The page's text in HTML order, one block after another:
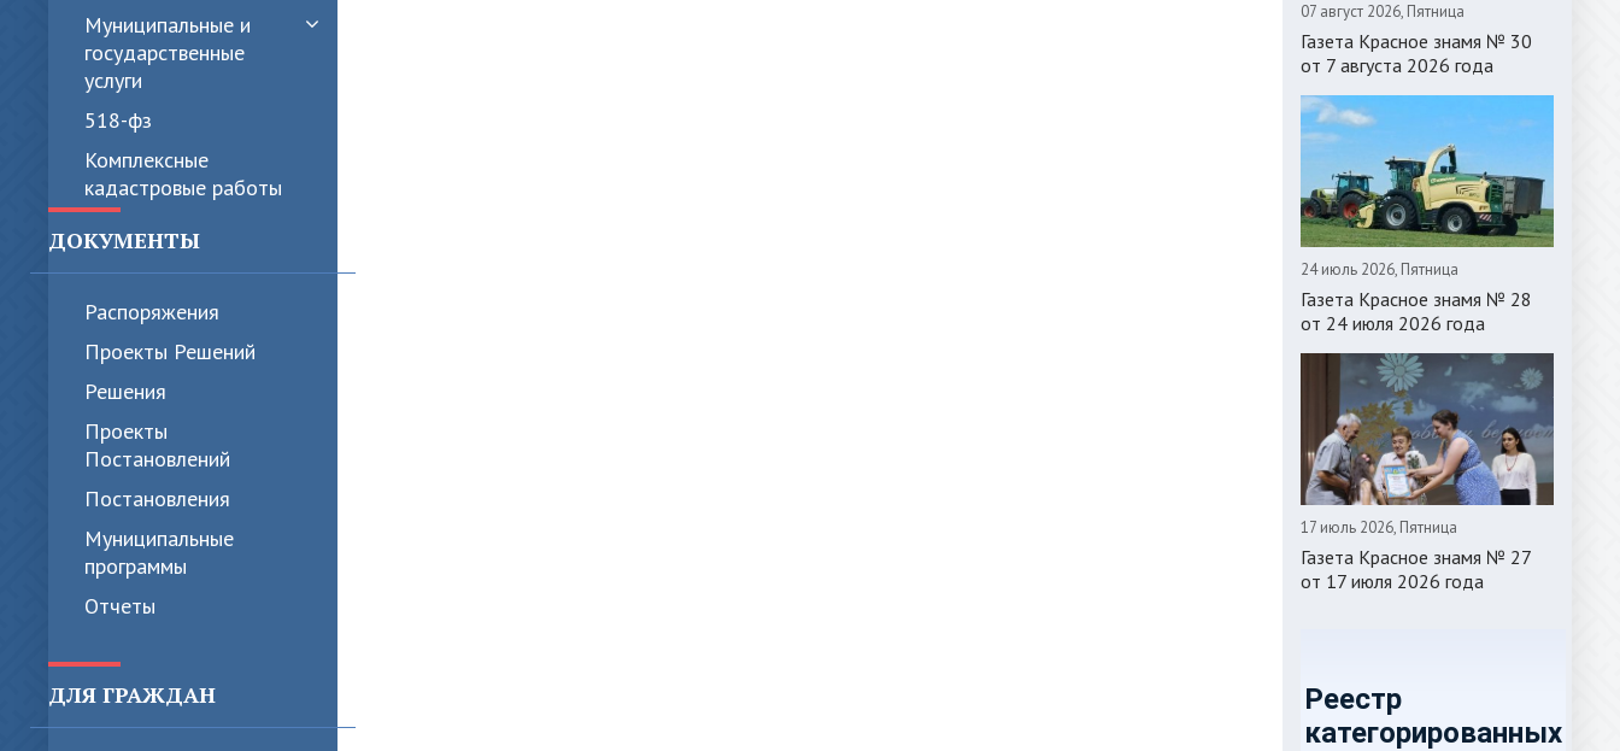
Муниципальные и
государственные
услуги
518-фз
Комплексные
кадастровые работы
ДОКУМЕНТЫ
Распоряжения
Проекты Решений
Решения
Проекты
Постановлений
Постановления
Муниципальные
программы
Отчеты
ДЛЯ ГРАЖДАН
07 август 2026, Пятница
Газета Красное знамя № 30
от 7 августа 2026 года
24 июль 2026, Пятница
Газета Красное знамя № 28
от 24 июля 2026 года
17 июль 2026, Пятница
Газета Красное знамя № 27
от 17 июля 2026 года